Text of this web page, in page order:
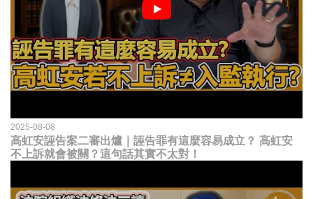
2025-08-08
高虹安誣告案二審出爐｜誣告罪有這麼容易成立？ 高虹安
不上訴就會被關？這句話其實不太對！